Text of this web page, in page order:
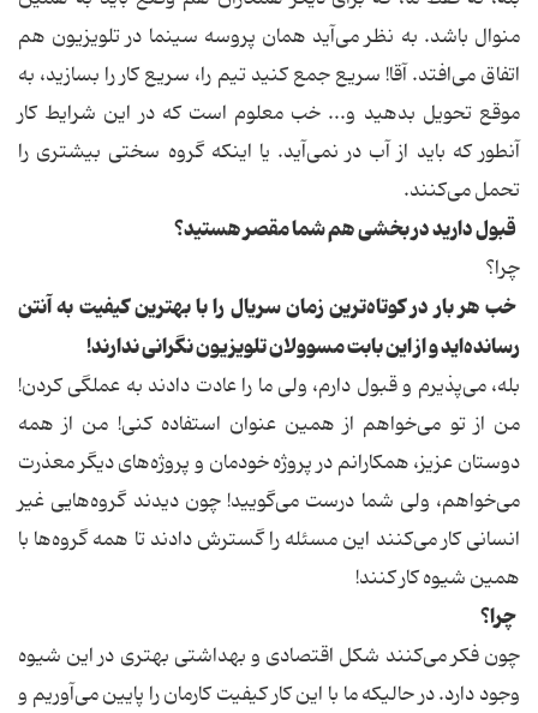
منوال باشد. به نظر می‌آید همان پروسه سینما در تلویزیون هم
اتفاق می‌افتد. آقا! سریع جمع کنید تیم را، سریع کار را بسازید، به
موقع تحویل بدهید و... خب معلوم است که در این شرایط کار
آنطور که باید از آب در نمی‌آید. یا اینکه گروه سختی بیشتری را
تحمل می‌کنند.
قبول دارید در بخشی هم شما مقصر هستید؟
چرا؟
خب هر بار در کوتاه‌ترین زمان سریال را با بهترین کیفیت به آنتن
رسانده‌اید و از این بابت مسوولان تلویزیون نگرانی ندارند!
بله، می‌پذیرم و قبول دارم، ولی ما را عادت دادند به عملگی کردن!
من از تو می‌خواهم از همین عنوان استفاده کنی! من از همه
دوستان عزیز، همکارانم در پروژه خودمان و پروژه‌های دیگر معذرت
می‌خواهم، ولی شما درست می‌گویید! چون دیدند گروه‌هایی غیر
انسانی کار می‌کنند این مسئله را گسترش دادند تا همه گروه‌ها با
همین شیوه کار کنند!
چرا؟
چون فکر می‌کنند شکل اقتصادی و بهداشتی بهتری در این شیوه
وجود دارد. در حالیکه ما با این کار کیفیت کارمان را پایین می‌آوریم و